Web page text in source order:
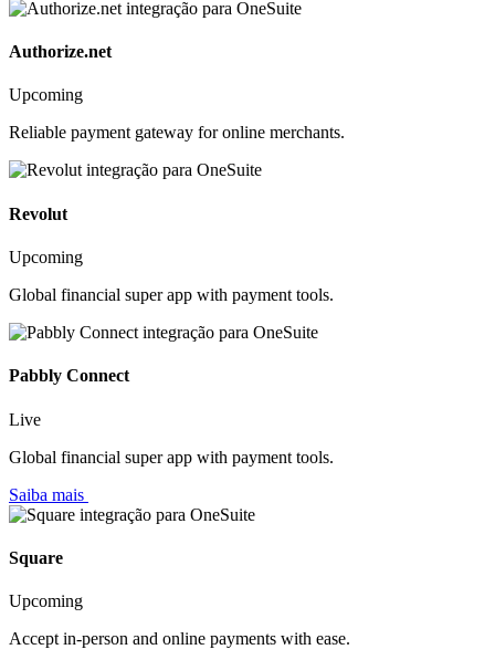
Authorize.net
Upcoming
Reliable payment gateway for online merchants.
Revolut
Upcoming
Global financial super app with payment tools.
Pabbly Connect
Live
Global financial super app with payment tools.
Saiba mais
Square
Upcoming
Accept in-person and online payments with ease.